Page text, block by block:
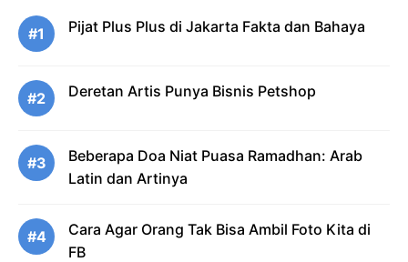
#1 Pijat Plus Plus di Jakarta Fakta dan Bahaya
#2 Deretan Artis Punya Bisnis Petshop
#3
Beberapa Doa Niat Puasa Ramadhan: Arab
Latin dan Artinya
#4
Cara Agar Orang Tak Bisa Ambil Foto Kita di
FB